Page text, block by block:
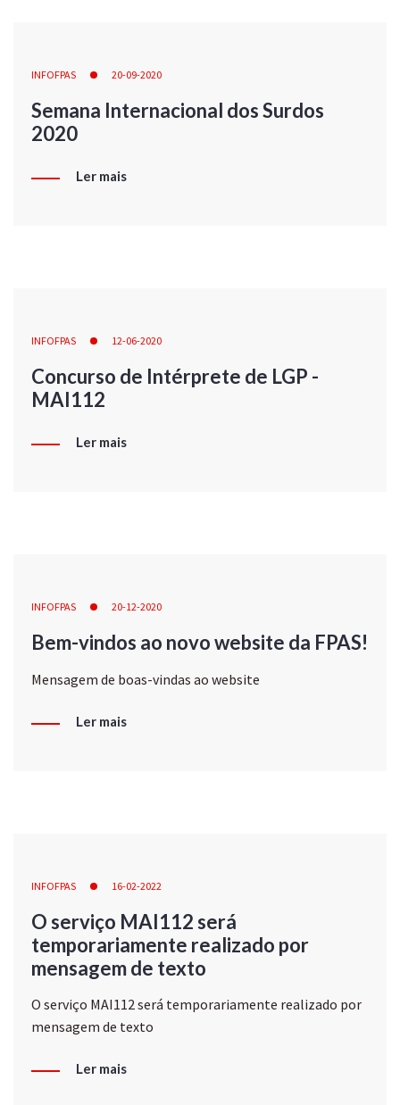
INFOFPAS 20-09-2020
Semana Internacional dos Surdos
2020
Ler mais
INFOFPAS 12-06-2020
Concurso de Intérprete de LGP -
MAI112
Ler mais
INFOFPAS 20-12-2020
Bem-vindos ao novo website da FPAS!
Mensagem de boas-vindas ao website
Ler mais
INFOFPAS 16-02-2022
O serviço MAI112 será
temporariamente realizado por
mensagem de texto
O serviço MAI112 será temporariamente realizado por
mensagem de texto
Ler mais